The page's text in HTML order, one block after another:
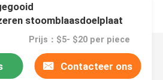
stoomblaasdoelplaat
Prijs：$5- $20 per piece
Contacteer ons